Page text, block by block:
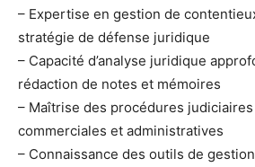
– Expertise en gestion de
stratégie de défense juridique
– Capacité d’analyse juridique
rédaction de notes et mémoires
– Maîtrise des procédures
commerciales et administratives
– Connaissance des outils de